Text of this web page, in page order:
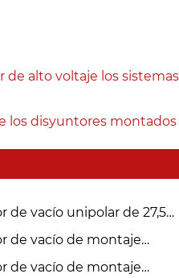
alto voltaje los
los disyuntores
de vacío unipolar de 27,5
de energía y los
de vacío de montaje
de energía de media
de vacío de montaje